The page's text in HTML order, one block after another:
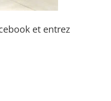
et entrez